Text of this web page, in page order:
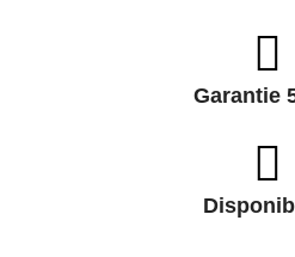
Garantie